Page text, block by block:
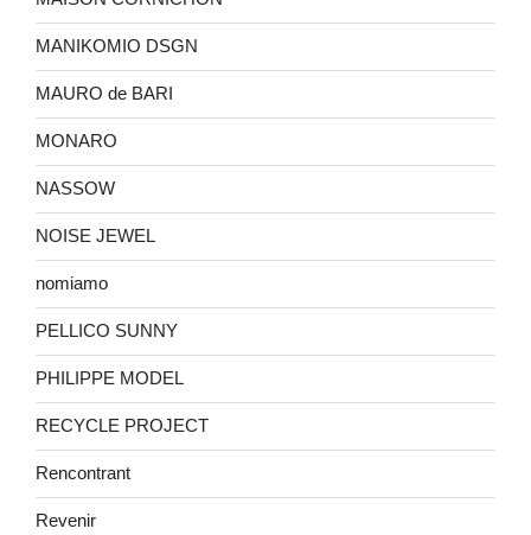
MANIKOMIO DSGN
MAURO de BARI
MONARO
NASSOW
NOISE JEWEL
nomiamo
PELLICO SUNNY
PHILIPPE MODEL
RECYCLE PROJECT
Rencontrant
Revenir